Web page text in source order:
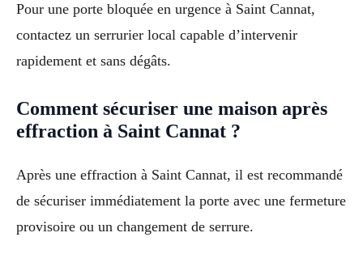
Pour une porte bloquée en urgence à Saint Cannat,
contactez un serrurier local capable d’intervenir
rapidement et sans dégâts.
Comment sécuriser une maison après
effraction à Saint Cannat ?
Après une effraction à Saint Cannat, il est recommandé
de sécuriser immédiatement la porte avec une fermeture
provisoire ou un changement de serrure.